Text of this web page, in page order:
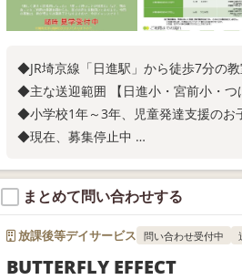
◆JR埼京線「日進駅」から徒歩7分の
◆主な送迎範囲 【日進小・
◆小学校1年～3年、児童発達支援のお
◆現在、募集停止中
まとめて問い合わせする
放課後等デイサービス 問い合わせ受付中
BUTTERFLY EFFECT